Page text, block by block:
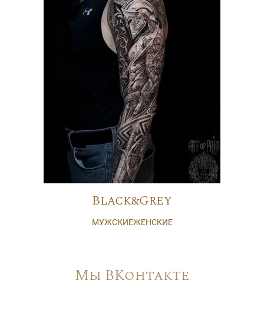
Black&Grey
МУЖСКИЕЖЕНСКИЕ
Мы ВКонтакте